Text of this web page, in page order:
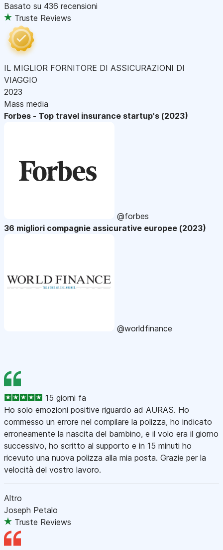
Basato su 436 recensioni
Truste Reviews
IL MIGLIOR FORNITORE DI ASSICURAZIONI DI
VIAGGIO
2023
Mass media
Forbes - Top travel insurance startup's (2023)
@forbes
36 migliori compagnie assicurative europee (2023)
@worldfinance
15 giorni fa
Ho solo emozioni positive riguardo ad AURAS. Ho
commesso un errore nel compilare la polizza, ho indicato
erroneamente la nascita del bambino, e il volo era il giorno
successivo, ho scritto al supporto e in 15 minuti ho
ricevuto una nuova polizza alla mia posta. Grazie per la
velocità del vostro lavoro.
Altro
Joseph Petalo
Truste Reviews